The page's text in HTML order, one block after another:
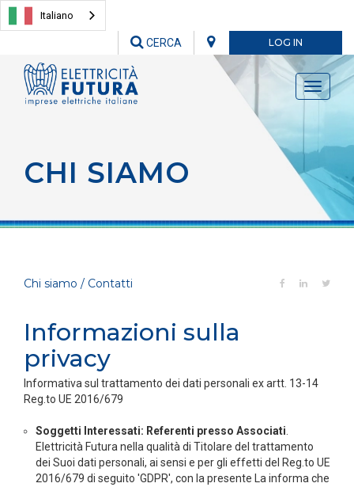
Italiano
LOG IN
CERCA
Toggle
CHI SIAMO
Chi siamo / Contatti
Informazioni sulla
privacy
Informativa sul trattamento dei dati personali ex artt. 13-14
Reg.to UE 2016/679
Soggetti Interessati: Referenti presso Associati
Elettricità Futura nella qualità di Titolare del trattamento
dei Suoi dati personali, ai sensi e per gli effetti del Reg.to UE
2016/679 di seguito 'GDPR', con la presente La informa che